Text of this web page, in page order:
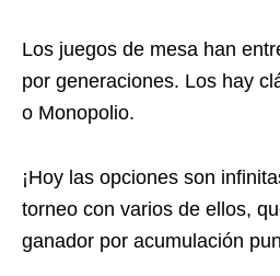
Los juegos de mesa han
por generaciones. Los hay
o Monopolio.
¡Hoy las opciones son
torneo con varios de ellos,
ganador por acumulación